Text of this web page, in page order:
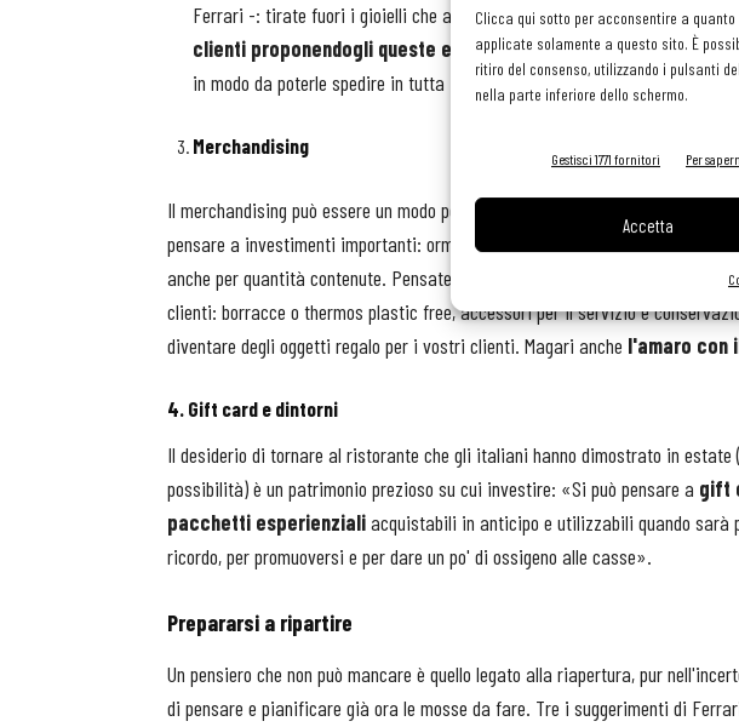
Clicca qui sotto per acconsentire a
applicate solamente a questo sito. È
ritiro del consenso, utilizzando i pulsanti
nella parte inferiore dello schermo.
Gestisci 1771 fornitori Per
Accetta
Ferrari -: tirate fuori i gioielli che avete nelle cantine e proponeteli. Fate
clienti proponendogli queste eccellenze , anche sotto forma di
in modo da poterle spedire in tutta Italia e anche all'estero».
Merchandising
Il merchandising può essere un modo per mantenere viva la memoria nella
pensare a investimenti importanti: ormai ci sono diverse aziende che
anche per quantità contenute. Pensate a oggetti che vi possano
clienti: borracce o thermos plastic free, accessori per il servizio e
diventare degli oggetti regalo per i vostri clienti. Magari anche l'amaro con
4. Gift card e dintorni
Il desiderio di tornare al ristorante che gli italiani hanno dimostrato in estate
possibilità) è un patrimonio prezioso su cui investire: «Si può pensare a gift
pacchetti esperienzialiacquistabili in anticipo e utilizzabili quando sarà
ricordo, per promuoversi e per dare un po' di ossigeno alle casse».
Prepararsi a ripartire
Un pensiero che non può mancare è quello legato alla riapertura, pur
di pensare e pianificare già ora le mosse da fare. Tre i suggerimenti di